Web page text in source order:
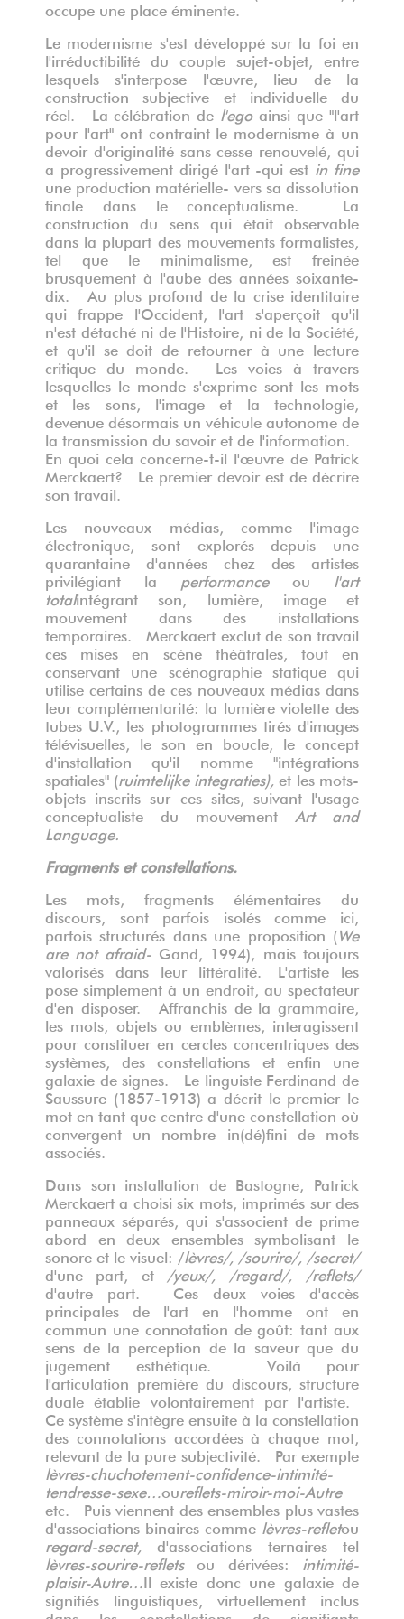
occupe une place éminente.
Le modernisme s'est développé sur la foi en
l'irréductibilité du couple sujet-objet, entre
lesquels s'interpose l'œuvre, lieu de la
construction subjective et individuelle du
réel. La célébration de l'ego ainsi que "l'art
pour l'art" ont contraint le modernisme à un
devoir d'originalité sans cesse renouvelé, qui
a progressivement dirigé l'art -qui est in fine
une production matérielle- vers sa dissolution
finale dans le conceptualisme. La
construction du sens qui était observable
dans la plupart des mouvements formalistes,
tel que le minimalisme, est freinée
brusquement à l'aube des années soixante-
dix. Au plus profond de la crise identitaire
qui frappe l'Occident, l'art s'aperçoit qu'il
n'est détaché ni de l'Histoire, ni de la Société,
et qu'il se doit de retourner à une lecture
critique du monde. Les voies à travers
lesquelles le monde s'exprime sont les mots
et les sons, l'image et la technologie,
devenue désormais un véhicule autonome de
la transmission du savoir et de l'information.
En quoi cela concerne-t-il l'œuvre de Patrick
Merckaert? Le premier devoir est de décrire
son travail.
Les nouveaux médias, comme l'image
électronique, sont explorés depuis une
quarantaine d'années chez des artistes
privilégiant la performance ou l'art
totalintégrant son, lumière, image et
mouvement dans des installations
temporaires. Merckaert exclut de son travail
ces mises en scène théâtrales, tout en
conservant une scénographie statique qui
utilise certains de ces nouveaux médias dans
leur complémentarité: la lumière violette des
tubes U.V., les photogrammes tirés d'images
télévisuelles, le son en boucle, le concept
d'installation qu'il nomme "intégrations
spatiales" ( ruimtelijke integraties), et les mots-
objets inscrits sur ces sites, suivant l'usage
conceptualiste du mouvement Art and
Language.
Fragments et constellations.
Les mots, fragments élémentaires du
discours, sont parfois isolés comme ici,
parfois structurés dans une proposition ( We
are not afraid- Gand, 1994), mais toujours
valorisés dans leur littéralité. L'artiste les
pose simplement à un endroit, au spectateur
d'en disposer. Affranchis de la grammaire,
les mots, objets ou emblèmes, interagissent
pour constituer en cercles concentriques des
systèmes, des constellations et enfin une
galaxie de signes. Le linguiste Ferdinand de
Saussure (1857-1913) a décrit le premier le
mot en tant que centre d'une constellation où
convergent un nombre in(dé)fini de mots
associés.
Dans son installation de Bastogne, Patrick
Merckaert a choisi six mots, imprimés sur des
panneaux séparés, qui s'associent de prime
abord en deux ensembles symbolisant le
sonore et le visuel: / lèvres/, /sourire/, /secret/
d'une part, et /yeux/, /regard/, /reflets/
d'autre part. Ces deux voies d'accès
principales de l'art en l'homme ont en
commun une connotation de goût: tant aux
sens de la perception de la saveur que du
jugement esthétique. Voilà pour
l'articulation première du discours, structure
duale établie volontairement par l'artiste.
Ce système s'intègre ensuite à la constellation
des connotations accordées à chaque mot,
relevant de la pure subjectivité. Par exemple
lèvres-chuchotement-confidence-intimité-
tendresse-sexe… ou reflets-miroir-moi-Autre
etc. Puis viennent des ensembles plus vastes
d'associations binaires comme lèvres-refletou
regard-secret, d'associations ternaires tel
lèvres-sourire-reflets ou dérivées: intimité-
plaisir-Autre… Il existe donc une galaxie de
signifiés linguistiques, virtuellement inclus
dans les constellations de signifiants